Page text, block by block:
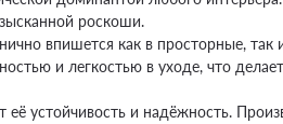
роскоши.
впишется как в просторные, так
и легкостью в уходе, что
её устойчивость и надёжность.